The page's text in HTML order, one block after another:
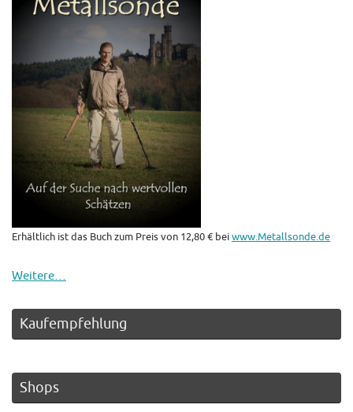
Erhältlich ist das Buch zum Preis von 12,80 € beiwww.Metallsonde.de
Weitere…
Kaufempfehlung
Shops